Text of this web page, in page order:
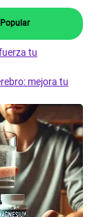
tu
mejora tu